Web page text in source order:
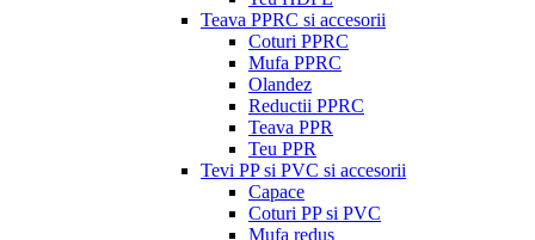
Teava PPRC si accesorii
Coturi PPRC
Mufa PPRC
Olandez
Reductii PPRC
Teava PPR
Teu PPR
Tevi PP si PVC si accesorii
Capace
Coturi PP si PVC
Mufa redus